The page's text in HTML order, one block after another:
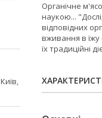
Органічне
наукою...
відповідних
вживання в
їх традиційні